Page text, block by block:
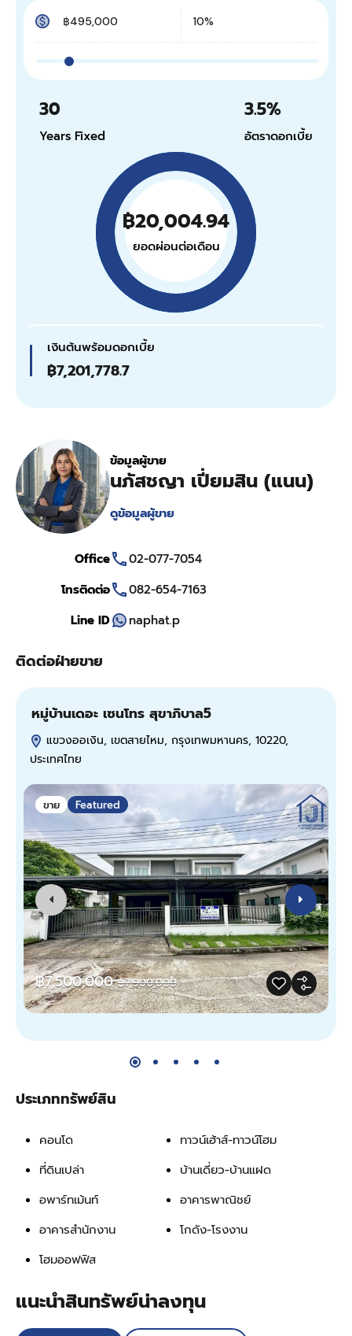
30
Years Fixed
3.5%
อัตราดอกเบี้ย
฿20,004.94
ยอดผ่อนต่อเดือน
เงินต้นพร้อมดอกเบี้ย
฿7,201,778.7
ข้อมูลผู้ขาย
นภัสชญา เปี่ยมสิน (แนน)
ดูข้อมูลผู้ขาย
Office
02-077-7054
โทรติดต่อ
082-654-7163
Line ID
naphat.p
ติดต่อฝ่ายขาย
หมู่บ้านเดอะ เซนโทร สุขาภิบาล5
แขวงออเงิน, เขตสายไหม, กรุงเทพมหานคร, 10220,
ประเทศไทย
ขาย Featured
฿7,500,000 ฿7,900,000
ประเภททรัพย์สิน
คอนโด
ทาวน์เฮ้าส์-ทาวน์โฮม
ที่ดินเปล่า
บ้านเดี่ยว-บ้านแฝด
อพาร์ทเม้นท์
อาคารพาณิชย์
อาคารสำนักงาน
โกดัง-โรงงาน
โฮมออฟฟิส
แนะนำสินทรัพย์น่าลงทุน